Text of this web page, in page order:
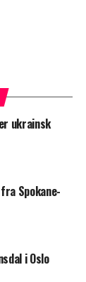
ukrainsk
Spokane-
i Oslo